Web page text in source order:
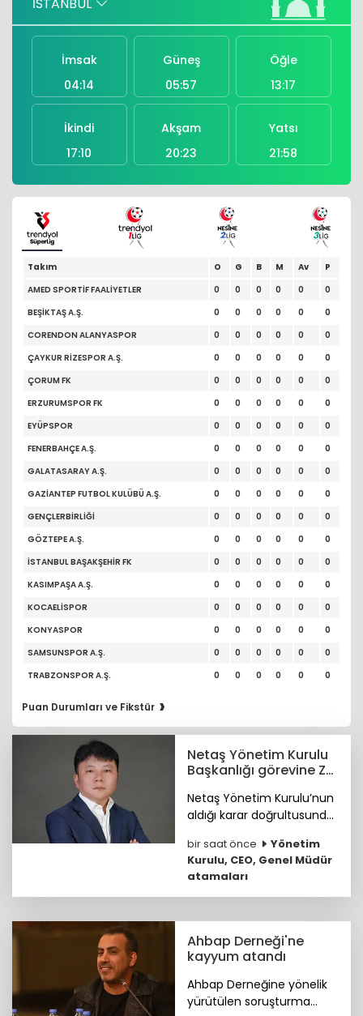
İmsak
04:14
Güneş
05:57
Öğle
13:17
İkindi
17:10
Akşam
20:23
Yatsı
21:58
Takım O G B M Av
P
AMED SPORTİF FAALİYETLER
0 0 0 0 0
0
BEŞİKTAŞ A.Ş.
0 0 0 0 0
0
CORENDON ALANYASPOR
0 0 0 0 0
0
ÇAYKUR RİZESPOR A.Ş.
0 0 0 0 0
0
ÇORUM FK
0 0 0 0 0
0
ERZURUMSPOR FK
0 0 0 0 0
0
EYÜPSPOR
0 0 0 0 0
0
FENERBAHÇE A.Ş.
0 0 0 0 0
0
GALATASARAY A.Ş.
0 0 0 0 0
0
GAZİANTEP FUTBOL KULÜBÜ A.Ş.
0 0 0 0 0
0
GENÇLERBİRLİĞİ
0 0 0 0 0
0
GÖZTEPE A.Ş.
0 0 0 0 0
0
İSTANBUL BAŞAKŞEHİR FK
0 0 0 0 0
0
KASIMPAŞA A.Ş.
0 0 0 0 0
0
KOCAELİSPOR
0 0 0 0 0
0
KONYASPOR
0 0 0 0 0
0
SAMSUNSPOR A.Ş.
0 0 0 0 0
0
TRABZONSPOR A.Ş.
0 0 0 0 0 0
Puan Durumları ve Fikstür ›
Netaş Yönetim Kurulu
Başkanlığı görevine Zhi
Netaş Yönetim Kurulu’nun
aldığı karar doğrultusunda
Kurul Toplantısı’nda
ortakların onayına
sunulmak üzere YK
Başkanı olarak atandı.
bir saat önce
Yönetim
Kurulu, CEO, Genel Müdür
atamaları
Ahbap Derneği'ne
kayyum atandı
Ahbap Derneğine yönelik
yürütülen soruşturma